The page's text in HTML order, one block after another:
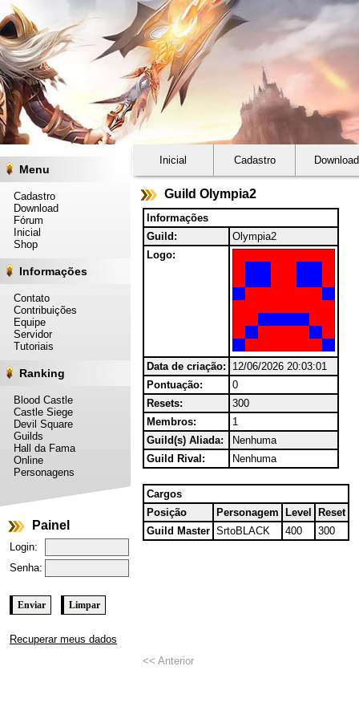
Menu
Cadastro
Download
Fórum
Inicial
Shop
Informações
Contato
Contribuições
Equipe
Servidor
Tutoriais
Ranking
Blood Castle
Castle Siege
Devil Square
Guilds
Hall da Fama
Online
Personagens
Inicial Cadastro Download
Guild Olympia2
Informações
Guild:
Olympia2
Logo:
Data de criação:
12/06/2026 20:03:01
Pontuação:
0
Resets:
300
Membros:
1
Guild(s) Aliada:
Nenhuma
Guild Rival:
Nenhuma
Cargos
Posição
Personagem Level
Reset
Guild Master SrtoBLACK 400 300
<< Anterior
Painel
Login:
Senha:
Recuperar meus dados